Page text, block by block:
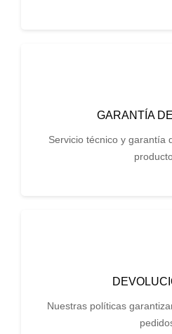
GARANTÍA
Servicio técnico y garantía
Nuestras políticas